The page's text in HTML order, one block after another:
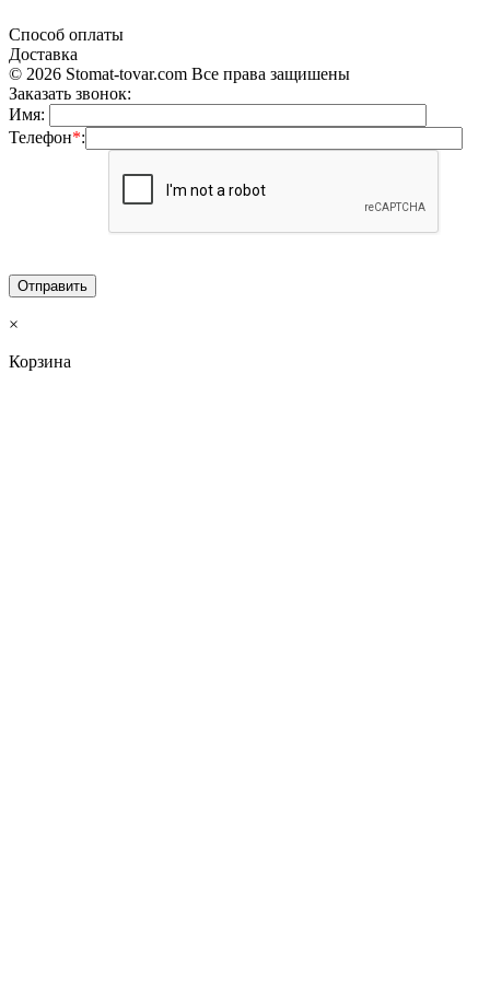
Способ оплаты
Доставка
© 2026 Stomat-tovar.com Все права защишены
Заказать звонок:
Имя:
Телефон*:
×
Корзина